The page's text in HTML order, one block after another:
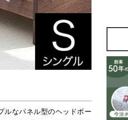
ルなパネル型のヘッドボー